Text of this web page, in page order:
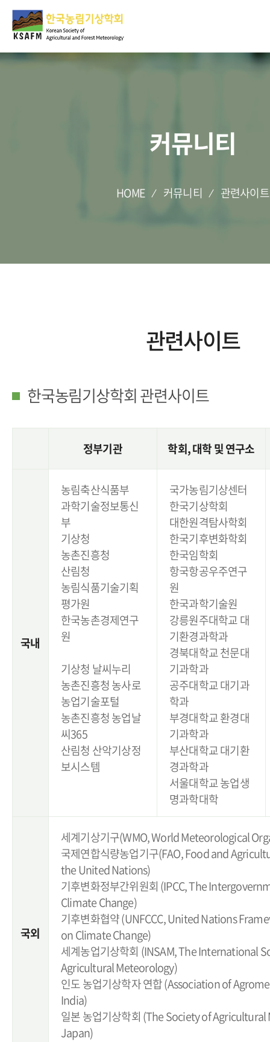
커뮤니티
HOME 커뮤니티 관련사이트
관련사이트
한국농림기상학회 관련사이트
정부기관 학회, 대학 및 연구소
국내
농림축산식품부
과학기술정보통신
부
기상청
농촌진흥청
산림청
농림식품기술기획
평가원
한국농촌경제연구
원
기상청 날씨누리
농촌진흥청 농사로
농업기술포털
농촌진흥청 농업날
씨365
산림청 산악기상정
보시스템
국가농림기상센터
한국기상학회
대한원격탐사학회
한국기후변화학회
한국임학회
항국항공우주연구
원
한국과학기술원
강릉원주대학교 대
기환경과학과
경북대학교 천문대
기과학과
공주대학교 대기과
학과
부경대학교 환경대
기과학과
부산대학교 대기환
경과학과
서울대학교 농업생
명과학대학
국외
세계기상기구(WMO, World Meteorological
국제연합식량농업기구(FAO, Food and
the United Nations)
기후변화정부간위원회 (IPCC, The
Climate Change)
기후변화협약 (UNFCCC, United Nations
on Climate Change)
세계농업기상학회 (INSAM, The International
Agricultural Meteorology)
인도 농업기상학자 연합 (Association of
India)
일본 농업기상학회 (The Society of
Japan)